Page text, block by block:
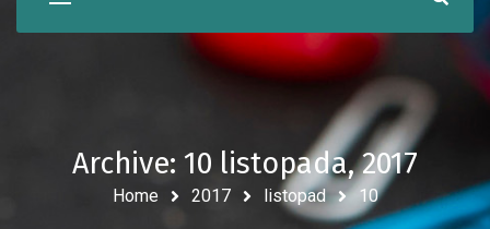
Archive: 10 listopada, 2017
Home 2017 listopad 10